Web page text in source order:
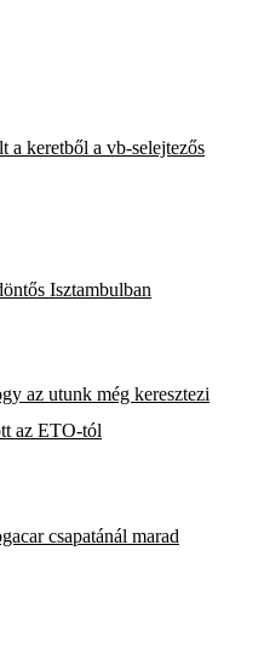
keretből a vb-selejtezős
Isztambulban
az utunk még keresztezi
az ETO-tól
csapatánál marad